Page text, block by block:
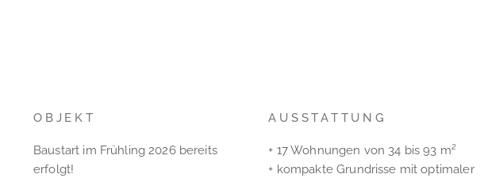
OBJEKT
Baustart im Frühling 2026 bereits
erfolgt!
AUSSTATTUNG
+ 17 Wohnungen von 34 bis 93 m²
+ kompakte Grundrisse mit optimaler